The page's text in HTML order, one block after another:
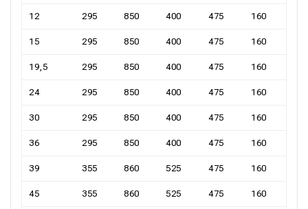
12 295 850 400 475 160
15 295 850 400 475 160
19,5 295 850 400 475 160
24 295 850 400 475 160
30 295 850 400 475 160
36 295 850 400 475 160
39 355 860 525 475 160
45 355 860 525 475 160